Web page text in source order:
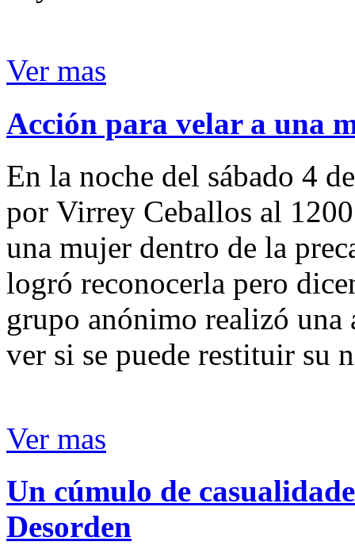
Ver mas
Acción para velar a una
En la noche del sábado 4
por Virrey Ceballos al
una mujer dentro de la
logró reconocerla pero
grupo anónimo realizó
ver si se puede restituir su
Ver mas
Un cúmulo de
Desorden